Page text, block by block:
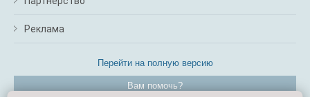
Реклама
Перейти на полную версию
Вам помочь?